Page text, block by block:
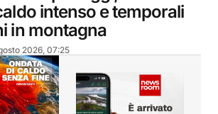
intenso e temporali
in montagna
2026, 07:25